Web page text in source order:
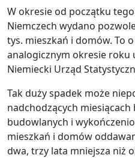
W okresie od początku
Niemczech wydano
tys. mieszkań i domów. To
analogicznym okresie roku
Niemiecki Urząd
Tak duży spadek może
nadchodzących
budowlanych i
mieszkań i domów
dwa, trzy lata mniejsza niż